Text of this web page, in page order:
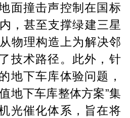
面撞击声控制在国标
，甚至支撑绿建三星
物理构造上为解决邻
技术路径。此外，针
地下车库体验问题，
地下车库整体方案”集
光催化体系，旨在将